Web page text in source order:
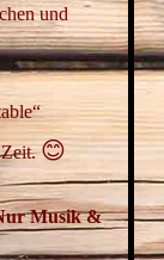
und
Zeit.😊
Musik &